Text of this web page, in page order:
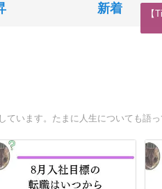
新着
います。たまに人生についても語っ
【